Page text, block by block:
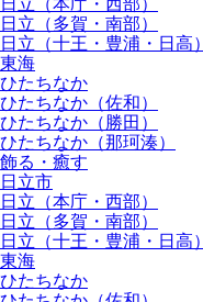
日立（本庁・西部）
日立（多賀・南部）
日立（十王・豊浦・日高）
東海
ひたちなか
ひたちなか（佐和）
ひたちなか（勝田）
ひたちなか（那珂湊）
飾る・癒す
日立市
日立（本庁・西部）
日立（多賀・南部）
日立（十王・豊浦・日高）
東海
ひたちなか